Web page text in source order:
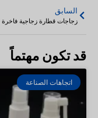
السابق
قد تكون مهتماً
اتجاهات الصناعة